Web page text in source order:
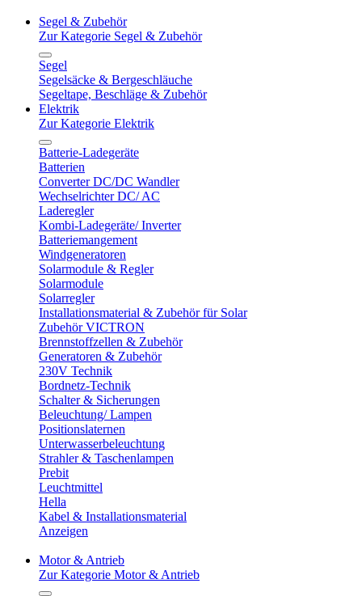
Segel & Zubehör
Zur Kategorie Segel & Zubehör
Segel
Segelsäcke & Bergeschläuche
Segeltape, Beschläge & Zubehör
Elektrik
Zur Kategorie Elektrik
Batterie-Ladegeräte
Batterien
Converter DC/DC Wandler
Wechselrichter DC/ AC
Laderegler
Kombi-Ladegeräte/ Inverter
Batteriemangement
Windgeneratoren
Solarmodule & Regler
Solarmodule
Solarregler
Installationsmaterial & Zubehör für Solar
Zubehör VICTRON
Brennstoffzellen & Zubehör
Generatoren & Zubehör
230V Technik
Bordnetz-Technik
Schalter & Sicherungen
Beleuchtung/ Lampen
Positionslaternen
Unterwasserbeleuchtung
Strahler & Taschenlampen
Prebit
Leuchtmittel
Hella
Kabel & Installationsmaterial
Anzeigen
Motor & Antrieb
Zur Kategorie Motor & Antrieb